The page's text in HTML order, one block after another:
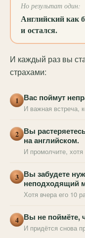
Но результат один:
Английский как
и остался.
И каждый раз вы
страхами:
1 Вас поймут
И важная встреча,
2 Вы
на английском.
И промолчите, хотя
3 Вы забудете
неподходящий
Хотя вчера его 10
4 Вы не поймёте,
И придётся снова